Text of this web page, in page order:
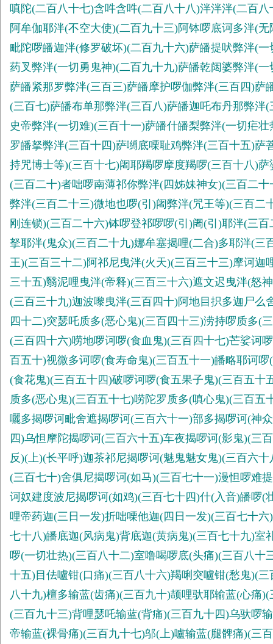
嗔陀(二百八十七)含吽含吽(二百八十八)泮泮泮(二百
阿牟伽耶泮(不空大使)(二百九十三)阿钵啰底诃多泮(
毗陀啰皤迦泮(修罗破坏)(二百九十六)萨皤提吠弊泮(
药叉弊泮(一切勇鬼神)(二百九十九)萨皤乾闼婆弊泮(
萨皤紧那罗弊泮(三百三)萨皤摩护啰伽弊泮(三百四)
(三百七)萨皤布单那弊泮(三百八)萨皤迦吒布丹那弊
史帝弊泮(一切难)(三百十一)萨皤什皤梨弊泮(一切疟
罗皤拏弊泮(三百十四)萨嚩底㗚耻鸡弊泮(三百十五)
持咒博士等)(三百十七)阇耶羯啰摩度羯啰(三百十八)
(三百二十)者咄啰南薄祁你弊泮(四姊妹神女)(三百二
弊泮(三百二十三)微地也啰(引)阇弊泮(咒王等)(三百
刚连锁)(三百二十六)钵啰登祁啰啰(引)阇(引)耶泮(三
拏耶泮(鬼众)(三百二十九)娜牟塞揭哩(二合)多耶泮(三
王)(三百三十二)阿祁尼曳泮(火天)(三百三十三)摩诃
三十五)翳泥哩曳泮(帝释)(三百三十六)遮文迟曳泮(怒
(三百三十九)迦波嚟曳泮(三百四十)阿地目抧多迦尸
四十二)突瑟吒质多(恶心鬼)(三百四十三)涝持啰质多(
(三百四十六)唠地啰诃啰(食血鬼)(三百四十七)芒娑诃
百五十)视微多诃啰(食寿命鬼)(三百五十一)皤略耶诃
(食花鬼)(三百五十四)破啰诃啰(食五果子鬼)(三百五
质多(恶心鬼)(三百五十七)唠陀罗质多(嗔心鬼)(三百
囇多揭啰诃毗舍遮揭啰诃(三百六十一)部多揭啰诃(神
四)乌怛摩陀揭啰诃(三百六十五)车夜揭啰诃(影鬼)(三
反)(上)(长平呼)迦茶祁尼揭啰诃(魅鬼魅女鬼)(三百六
(三百七十)舍俱尼揭啰诃(如马)(三百七十一)漫怛啰难
诃奴建度波尼揭啰诃(如鸡)(三百七十四)什(入音)皤啰
哩帝药迦(三日一发)折咄㗚他迦(四日一发)(三百七十
七十八)皤底迦(风病鬼)背底迦(黄病鬼)(三百七十九)
啰(一切壮热)(三百八十二)室噜喝啰底(头痛)(三百八
十五)目佉嚧钳(口痛)(三百八十六)羯唎突嚧钳(愁鬼)(
八十九)檀多输蓝(齿痛)(三百九十)颉哩驮耶输蓝(心痛
(三百九十三)背哩瑟吒输蓝(背痛)(三百九十四)乌驮啰
帝输蓝(裸骨痛)(三百九十七)邬(上)嚧输蓝(腿髀痛)(三